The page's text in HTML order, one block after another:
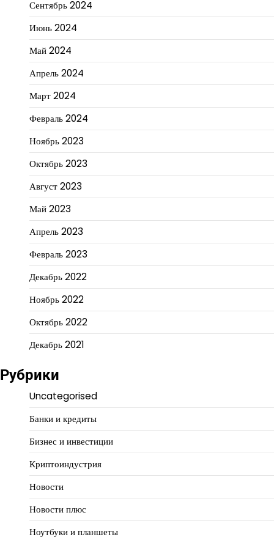
Сентябрь 2024
Июнь 2024
Май 2024
Апрель 2024
Март 2024
Февраль 2024
Ноябрь 2023
Октябрь 2023
Август 2023
Май 2023
Апрель 2023
Февраль 2023
Декабрь 2022
Ноябрь 2022
Октябрь 2022
Декабрь 2021
Рубрики
Uncategorised
Банки и кредиты
Бизнес и инвестиции
Криптоиндустрия
Новости
Новости плюс
Ноутбуки и планшеты